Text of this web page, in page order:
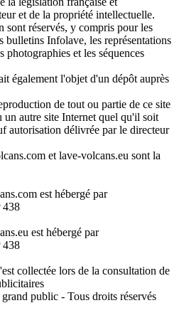
et de la propriété intellectuelle.
sont réservés, y compris pour les
bulletins Infolave, les représentations
photographies et les séquences
également l'objet d'un dépôt auprès
de tout ou partie de ce site
un autre site Internet quel qu'il soit
autorisation délivrée par le directeur
et lave-volcans.eu sont la
est hébergé par
438
est hébergé par
438
collectée lors de la consultation de
public - Tous droits réservés